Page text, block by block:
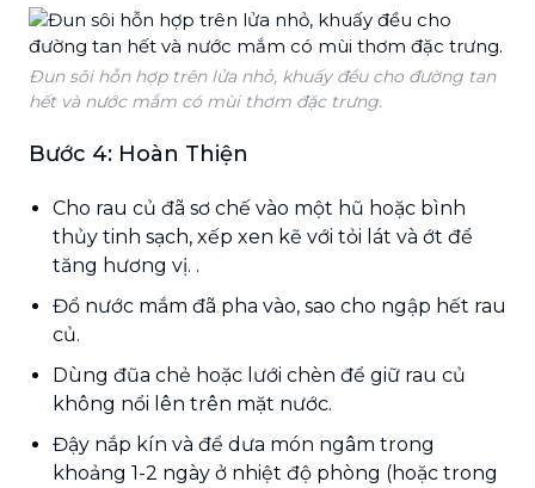
Đun sôi hỗn hợp trên lửa nhỏ, khuấy đều cho đường tan
hết và nước mắm có mùi thơm đặc trưng.
Bước 4: Hoàn Thiện
Cho rau củ đã sơ chế vào một hũ hoặc bình
thủy tinh sạch, xếp xen kẽ với tỏi lát và ớt để
tăng hương vị. .
Đổ nước mắm đã pha vào, sao cho ngập hết rau
củ.
Dùng đũa chẻ hoặc lưới chèn để giữ rau củ
không nổi lên trên mặt nước.
Đậy nắp kín và để dưa món ngâm trong
khoảng 1-2 ngày ở nhiệt độ phòng (hoặc trong